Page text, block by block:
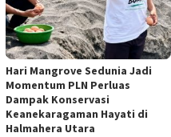
Hari Mangrove Sedunia Jadi
Momentum PLN Perluas
Dampak Konservasi
Keanekaragaman Hayati di
Halmahera Utara